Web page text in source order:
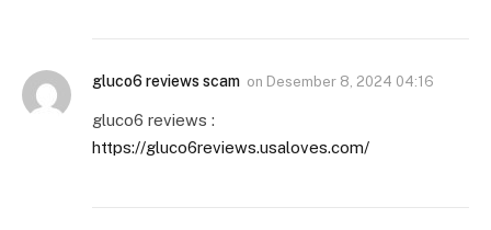
gluco6 reviews scam on Desember 8, 2024 04:16
gluco6 reviews :
https://gluco6reviews.usaloves.com/